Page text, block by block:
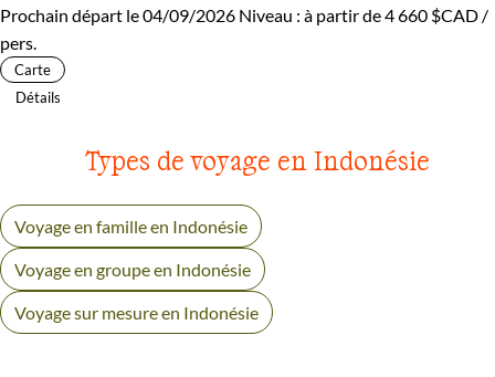
Prochain départ le 04/09/2026 Niveau : à partir de4 660 $CAD /
pers.
Carte
Détails
Types de voyage en Indonésie
Voyage en famille en Indonésie
Voyage en groupe en Indonésie
Voyage sur mesure en Indonésie